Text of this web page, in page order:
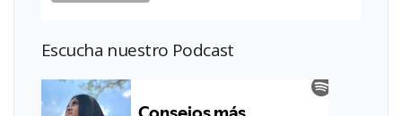
Escucha nuestro Podcast